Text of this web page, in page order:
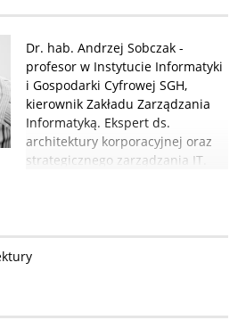
Dr. hab. Andrzej Sobczak -
profesor w Instytucie Informatyki
i Gospodarki Cyfrowej SGH,
kierownik Zakładu Zarządzania
Informatyką. Ekspert ds.
architektury korporacyjnej oraz
strategicznego zarządzania IT.